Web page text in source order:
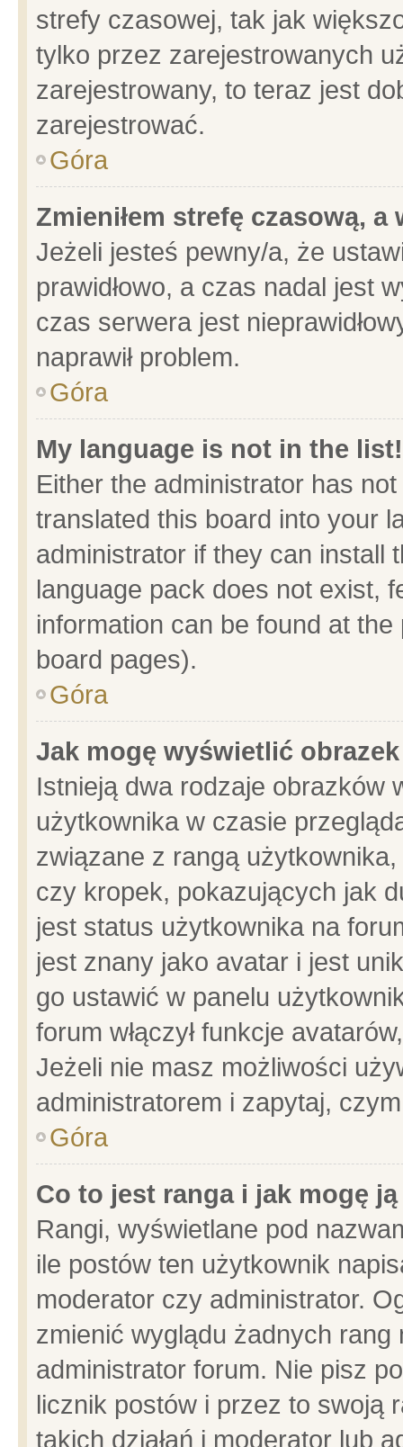
strefy czasowej, tak jak
tylko przez zarejestrowanych
zarejestrowany, to teraz jest
zarejestrować.
Góra
Zmieniłem strefę czasową,
Jeżeli jesteś pewny/a, że
prawidłowo, a czas nadal jest
czas serwera jest
naprawił problem.
Góra
My language is not in the list!
Either the administrator has
translated this board into your
administrator if they can install
language pack does not exist,
information can be found at
board pages).
Góra
Jak mogę wyświetlić
Istnieją dwa rodzaje obrazków
użytkownika w czasie
związane z rangą
czy kropek, pokazujących jak
jest status użytkownika na
jest znany jako avatar i jest
go ustawić w panelu
forum włączył funkcje
Jeżeli nie masz możliwości
administratorem i zapytaj,
Góra
Co to jest ranga i jak mogę
Rangi, wyświetlane pod
ile postów ten użytkownik
moderator czy administrator.
zmienić wyglądu żadnych
administrator forum. Nie pisz
licznik postów i przez to swoją
takich działań i moderator lub